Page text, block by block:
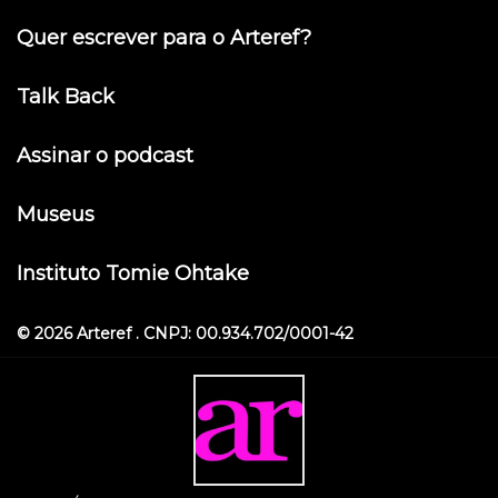
Quer escrever para o Arteref?
Talk Back
Assinar o podcast
Museus
Instituto Tomie Ohtake
© 2026 Arteref . CNPJ: 00.934.702/0001-42